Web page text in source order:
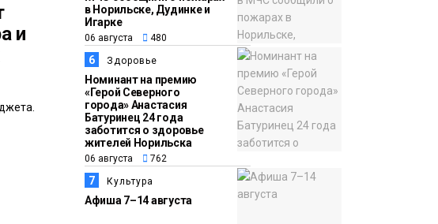
и
в Норильске, Дудинке и
Игарке
06 августа 480
6 Здоровье
Номинант на премию
«Герой Северного
города» Анастасия
Батуринец 24 года
заботится о здоровье
жителей Норильска
06 августа 762
7 Культура
Афиша 7–14 августа